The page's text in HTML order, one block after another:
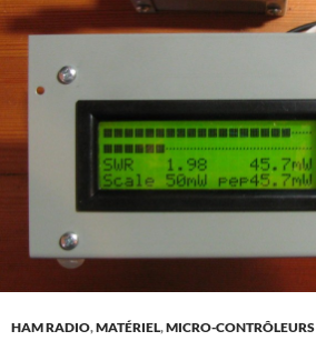
HAM RADIO,MATÉRIEL,MICRO-CONTRÔLEURS